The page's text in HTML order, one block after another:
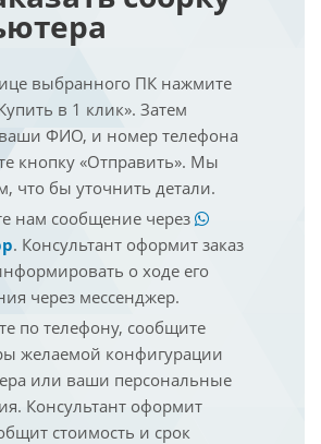
выбранного ПК нажмите
в 1 клик». Затем
ФИО, и номер телефона
кнопку «Отправить». Мы
что бы уточнить детали.
нам сообщение через
. Консультант оформит заказ
о ходе его
через мессенджер.
по телефону, сообщите
желаемой конфигурации
или ваши персональные
Консультант оформит
стоимость и срок